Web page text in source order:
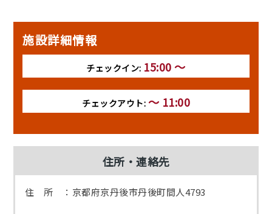
施設詳細情報
チェックイン: 15:00 ～
チェックアウト: ～ 11:00
住所・連絡先
住 所 ：京都府京丹後市丹後町間人4793